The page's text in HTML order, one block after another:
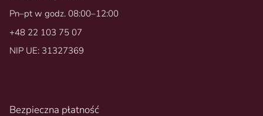
Pn–pt w godz. 08:00–12:00
+48 22 103 75 07
NIP UE: 31327369
Bezpieczna płatność